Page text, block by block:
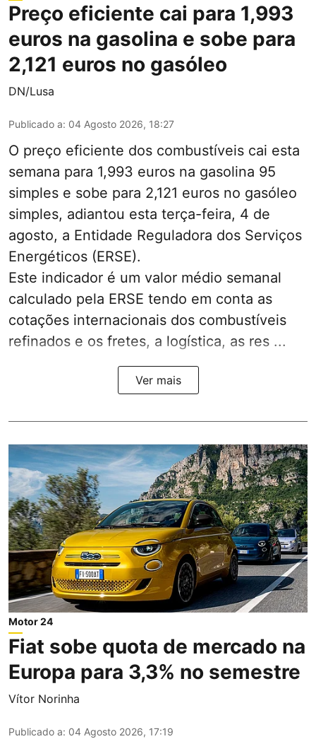
Preço eficiente cai para 1,993
euros na gasolina e sobe para
2,121 euros no gasóleo
DN/Lusa
Publicado a: 04 Agosto 2026, 18:27
O preço eficiente dos combustíveis cai esta
semana para 1,993 euros na gasolina 95
simples e sobe para 2,121 euros no gasóleo
simples, adiantou esta terça-feira, 4 de
agosto, a Entidade Reguladora dos Serviços
Energéticos (ERSE).
Este indicador é um valor médio semanal
calculado pela ERSE tendo em conta as
cotações internacionais dos combustíveis
refinados e os fretes, a logística, as res ...
Ver mais
Motor 24
Fiat sobe quota de mercado na
Europa para 3,3% no semestre
Vítor Norinha
Publicado a: 04 Agosto 2026, 17:19